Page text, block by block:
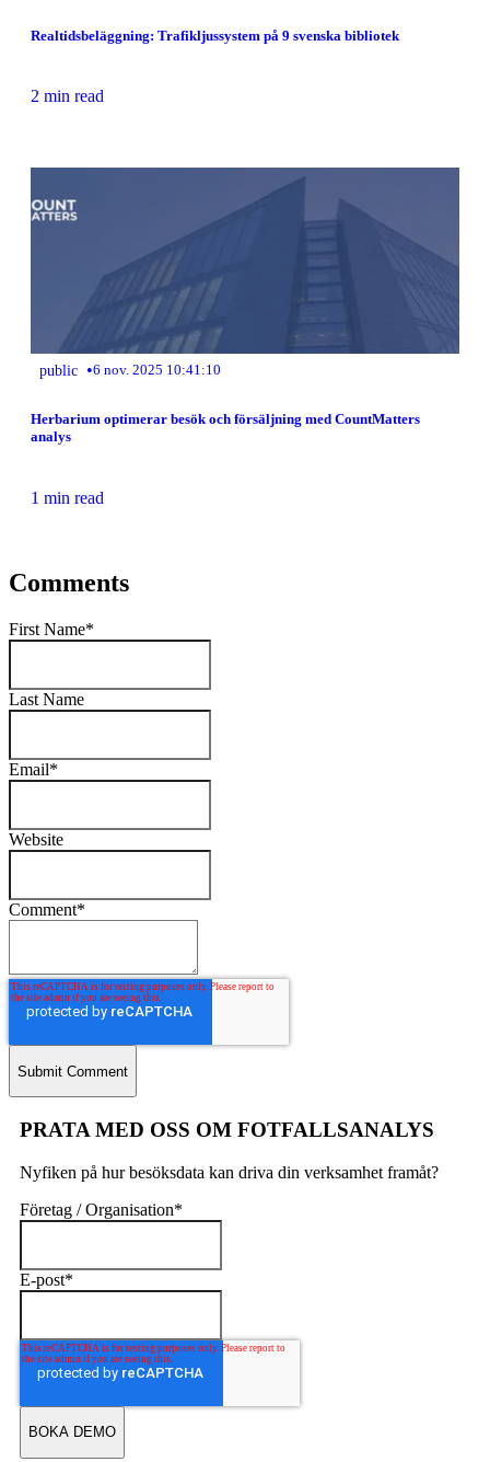
Realtidsbeläggning: Trafikljussystem på 9 svenska bibliotek
2 min read
public •6 nov. 2025 10:41:10
Herbarium optimerar besök och försäljning med CountMatters
analys
1 min read
Comments
First Name*
Last Name
Email*
Website
Comment*
PRATA MED OSS OM FOTFALLSANALYS
Nyfiken på hur besöksdata kan driva din verksamhet framåt?
Företag / Organisation*
E-post*